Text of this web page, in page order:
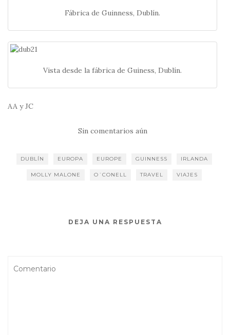
Fábrica de Guinness, Dublín.
Vista desde la fábrica de Guiness, Dublín.
AA y JC
Sin comentarios aún
DUBLÍN EUROPA EUROPE GUINNESS IRLANDA
MOLLY MALONE O´CONELL TRAVEL VIAJES
DEJA UNA RESPUESTA